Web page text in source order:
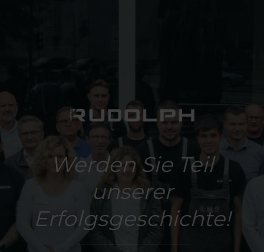
Werden Sie Teil
unserer
Erfolgsgeschichte!